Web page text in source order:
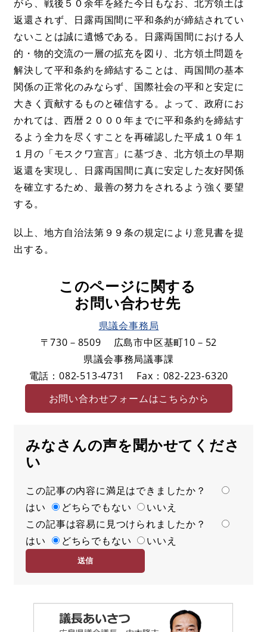
がら、戦後５０余年を経た今日もなお、北方領土は
返還されず、日露両国間に平和条約が締結されてい
ないことは誠に遺憾である。日露両国間における人
的・物的交流の一層の拡充を図り、北方領土問題を
解決して平和条約を締結することは、両国間の基本
関係の正常化のみならず、国際社会の平和と安定に
大きく貢献するものと確信する。よって、政府にお
かれては、西暦２０００年までに平和条約を締結す
るよう全力を尽くすことを再確認した平成１０年１
１月の「モスクワ宣言」に基づき、北方領土の早期
返還を実現し、日露両国間に真に安定した友好関係
を確立するため、最善の努力をされるよう強く要望
する。
以上、地方自治法第９９条の規定により意見書を提
出する。
このページに関する
お問い合わせ先
県議会事務局
〒730－8509
広島市中区基町10－52
県議会事務局議事課
電話：082-513-4731
Fax：082-223-6320
お問い合わせフォームはこちらから
みなさんの声を聞かせてくださ
い
満
足
度
この記事の内容に満足はできましたか？
はい
どちらでもない
いいえ
容
易
この記事は容易に見つけられましたか？
はい
どちらでもない いいえ